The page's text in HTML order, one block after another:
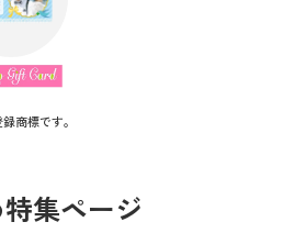
商標です。
集ページ